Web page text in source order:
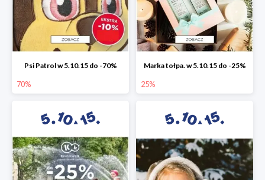
Psi Patrol w 5.10.15 do -70%
70%
Marka tołpa. w 5.10.15 do -25%
25%